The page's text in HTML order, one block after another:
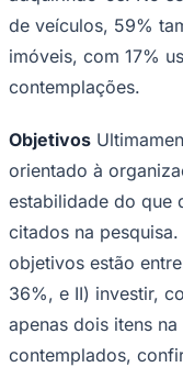
de veículos, 59%
imóveis, com 17%
contemplações.
Objetivos
orientado à
estabilidade do que
citados na
objetivos estão
36%, e II) investir,
apenas dois itens
contemplados,